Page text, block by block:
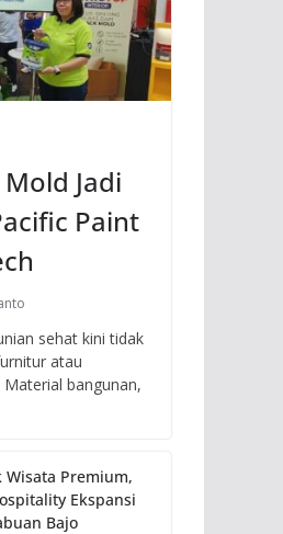
Jadi
Paint
sehat kini tidak
atau
bangunan,
Wisata Premium,
Ekspansi
Bajo